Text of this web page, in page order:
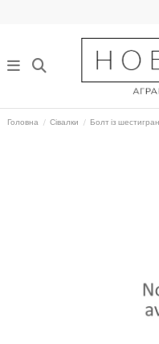
Головна Сівалки Болт із